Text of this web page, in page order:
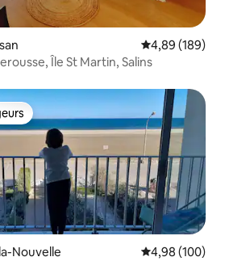
Évaluation
4,89 (189)
Île St Martin, Salins
Nouvelle Évaluation
4,98 (100)